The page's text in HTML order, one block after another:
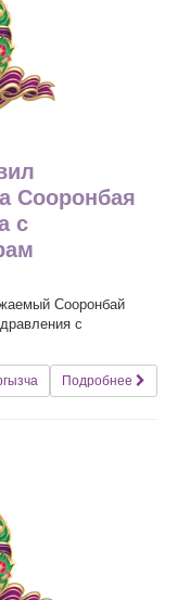
Сооронбая
с
Сооронбай
с
Подробнее